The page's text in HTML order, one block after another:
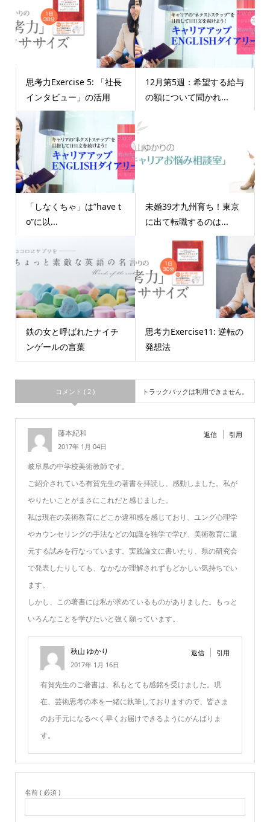
思考力Exercise 5: 「社長
インタビュー」の活用
12月第5週：希望する給与
の額について聞かれ...
「しなくちゃ」は”have t
o”に以...
未婚39才九州育ち！東京
に出て転職するのは...
鉄の女と呼ばれたナイチ
ンゲールの言葉
思考力Exercise11: 逆転の
発想法
コメント ( 2 ) トラックバックは利用できません。
藤本紀和
2017年 1月 04日
返信 引用
岐阜県の中学校美術教師です。
ご紹介されている有賀先生の著書を拝読し、感動しました。私が
やりたいことがまさにこれだと感じました。
私は現在の美術教育にどこか違和感を感じており、ユング心理学
やカウンセリングの手法などの知識を独学で学び、美術教育に還
元する試みを行なっています。実践論文に書いたり、県の研究会
で発表したりしても、なかなか理解されずもどかしい気持ちでい
ます。
しかし、この著書には私が求めているものがありました。もっと
いろんなことを学びたいと強く願っています。
秋山 ゆかり
2017年 1月 16日
返信 引用
有賀先生のご著書は、私もとても感銘を受けました。現
在、芸術思考の本を一緒に執筆しておりますので、皆さま
のお手元になるべく早くお届けできるようにがんばりま
す。
名前 ( 必須 )